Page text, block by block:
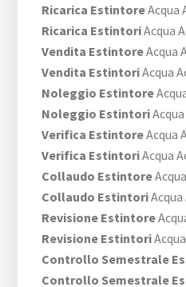
Ricarica EstintoreAcqua
Ricarica EstintoriAcqua
Vendita EstintoreAcqua
Vendita EstintoriAcqua
Noleggio Estintore
Noleggio Estintori
Verifica EstintoreAcqua
Verifica EstintoriAcqua
Collaudo Estintore
Collaudo Estintori
Revisione Estintore
Revisione Estintori
Controllo Semestrale
Controllo Semestrale